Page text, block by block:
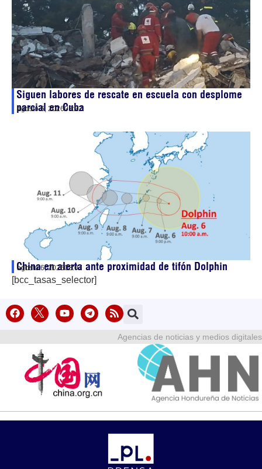
Siguen labores de rescate en escuela con desplome
parcial en Cuba
agosto 6, 202603:22
China en alerta ante proximidad de tifón Dolphin
agosto 6, 202603:07
[bcc_tasas_selector]
Agencias de noticias y medios digitales